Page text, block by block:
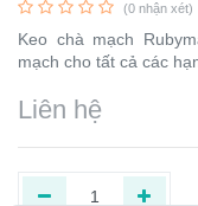
(0 nhận xét)
Keo chà mạch
mạch cho tất cả các
Liên hệ